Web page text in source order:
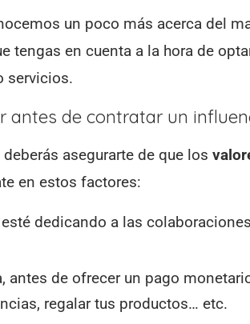
un poco más acerca del
tengas en cuenta a la hora de
servicios.
antes de contratar un
asegurarte de que los
en estos factores:
esté dedicando a las
antes de ofrecer un pago
regalar tus productos… etc.